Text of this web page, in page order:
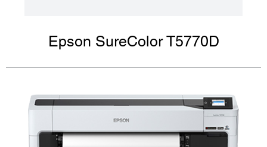
Epson SureColor T5770D